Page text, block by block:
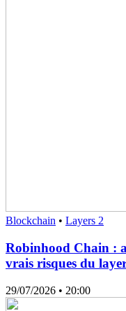
Blockchain • Layers 2
Robinhood Chain :
vrais risques du
29/07/2026 • 20:00